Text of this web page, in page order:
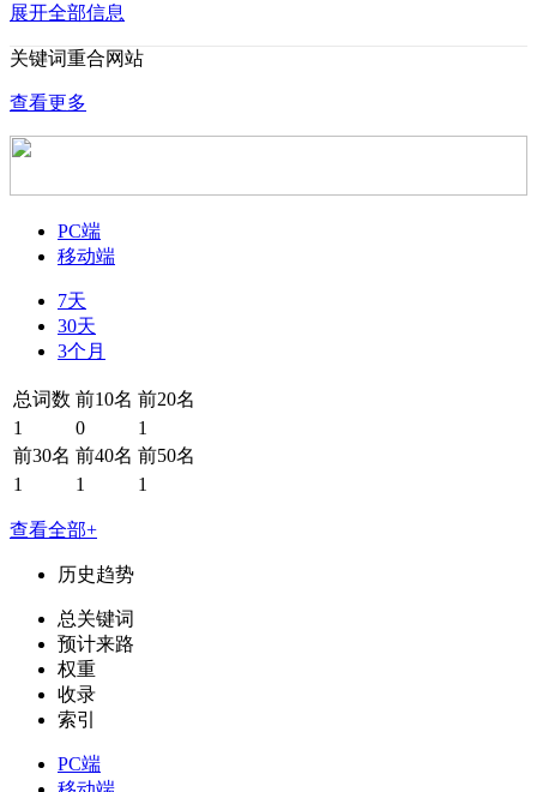
展开全部信息
关键词重合网站
查看更多
PC端
移动端
7天
30天
3个月
总词数 前10名 前20名
1
0
1
前30名 前40名 前50名
1
1 1
查看全部+
历史趋势
总关键词
预计来路
权重
收录
索引
PC端